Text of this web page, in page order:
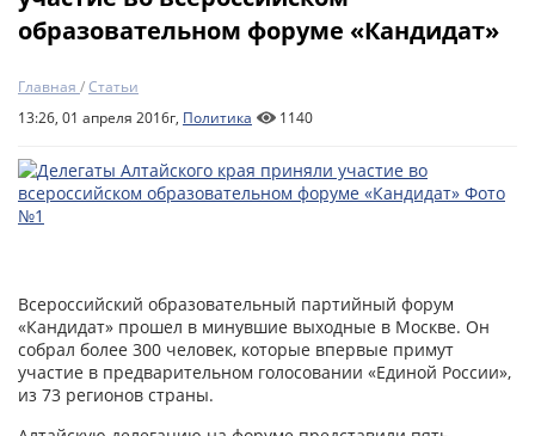
образовательном форуме «Кандидат»
Главная /Статьи
13:26, 01 апреля 2016г, Политика 1140
Всероссийский образовательный партийный форум
«Кандидат» прошел в минувшие выходные в Москве. Он
собрал более 300 человек, которые впервые примут
участие в предварительном голосовании «Единой России»,
из 73 регионов страны.